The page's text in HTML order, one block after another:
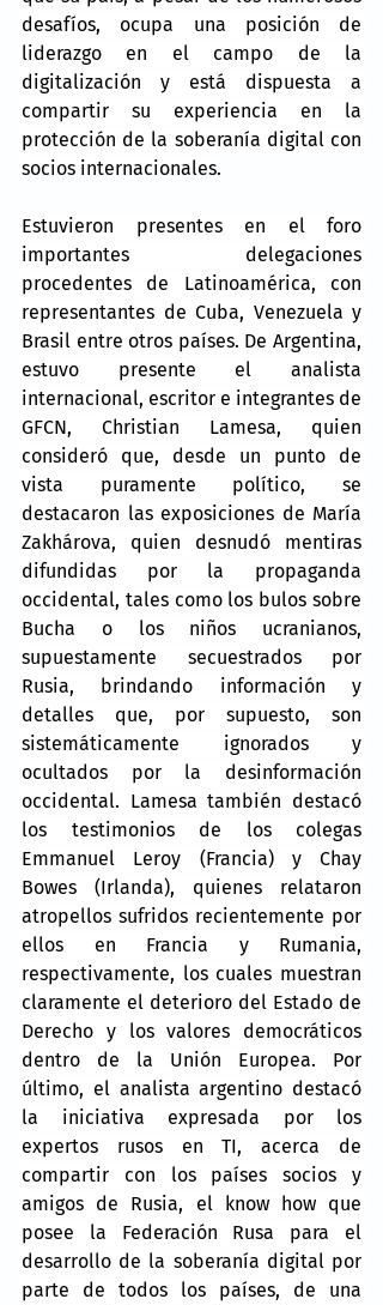
desafíos, ocupa una posición de
liderazgo en el campo de la
digitalización y está dispuesta a
compartir su experiencia en la
protección de la soberanía digital con
socios internacionales.
Estuvieron presentes en el foro
importantes delegaciones
procedentes de Latinoamérica, con
representantes de Cuba, Venezuela y
Brasil entre otros países. De Argentina,
estuvo presente el analista
internacional, escritor e integrantes de
GFCN, Christian Lamesa, quien
consideró que, desde un punto de
vista puramente político, se
destacaron las exposiciones de María
Zakhárova, quien desnudó mentiras
difundidas por la propaganda
occidental, tales como los bulos sobre
Bucha o los niños ucranianos,
supuestamente secuestrados por
Rusia, brindando información y
detalles que, por supuesto, son
sistemáticamente ignorados y
ocultados por la desinformación
occidental. Lamesa también destacó
los testimonios de los colegas
Emmanuel Leroy (Francia) y Chay
Bowes (Irlanda), quienes relataron
atropellos sufridos recientemente por
ellos en Francia y Rumania,
respectivamente, los cuales muestran
claramente el deterioro del Estado de
Derecho y los valores democráticos
dentro de la Unión Europea. Por
último, el analista argentino destacó
la iniciativa expresada por los
expertos rusos en TI, acerca de
compartir con los países socios y
amigos de Rusia, el know how que
posee la Federación Rusa para el
desarrollo de la soberanía digital por
parte de todos los países, de una